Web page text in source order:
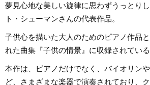
夢見心地な美しい旋律に思わずうっとり
ト・シューマンさんの代表作品。
子供心を描いた大人のためのピアノ作品
れた曲集『子供の情景』に収録されている
本作は、ピアノだけでなく、バイオリン
ど、さまざまな楽器で演奏されており、